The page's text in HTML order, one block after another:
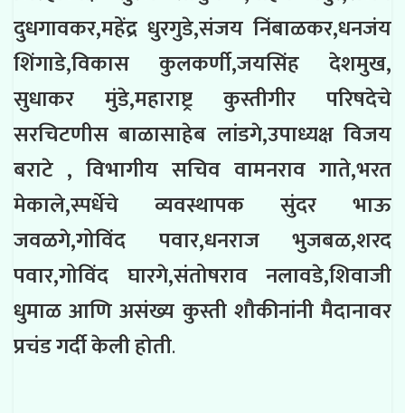
दुधगावकर,महेंद्र धुरगुडे,संजय निंबाळकर,धनजंय
शिंगाडे,विकास कुलकर्णी,जयसिंह देशमुख,
सुधाकर मुंडे,महाराष्ट्र कुस्तीगीर परिषदेचे
सरचिटणीस बाळासाहेब लांडगे,उपाध्यक्ष विजय
बराटे , विभागीय सचिव वामनराव गाते,भरत
मेकाले,स्पर्धेचे व्यवस्थापक सुंदर भाऊ
जवळगे,गोविंद पवार,धनराज भुजबळ,शरद
पवार,गोविंद घारगे,संतोषराव नलावडे,शिवाजी
धुमाळ आणि असंख्य कुस्ती शौकीनांनी मैदानावर
प्रचंड गर्दी केली होती.